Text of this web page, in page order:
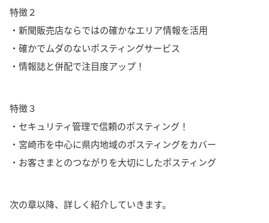
特徴２
・新聞販売店ならではの確かなエリア情報を活用
・確かでムダのないポスティングサービス
・情報誌と併配で注目度アップ！
特徴３
・セキュリティ管理で信頼のポスティング！
・宮崎市を中心に県内地域のポスティングをカバー
・お客さまとのつながりを大切にしたポスティング
次の章以降、詳しく紹介していきます。